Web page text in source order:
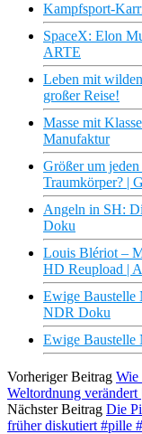
Kampfsport-
SpaceX: Elon
ARTE
Leben mit
großer Reise!
Masse mit
Manufaktur
Größer um
Traumkörper? |
Angeln in SH:
Doku
Louis Blériot –
HD Reupload |
Ewige Baustelle
NDR Doku
Ewige Baustelle
Vorheriger Beitrag Wie
Weltordnung
Nächster Beitrag Die
früher diskutiert #pille